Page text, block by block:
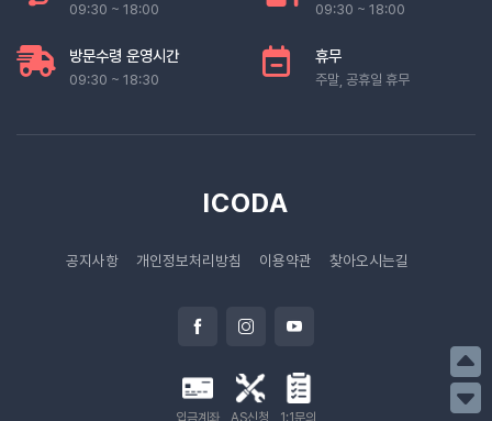
09:30 ~ 18:00 09:30 ~ 18:00
방문수령 운영시간
09:30 ~ 18:30
휴무
주말, 공휴일 휴무
ICODA
공지사항 개인정보처리방침 이용약관 찾아오시는길
입금계좌 AS신청 1:1문의